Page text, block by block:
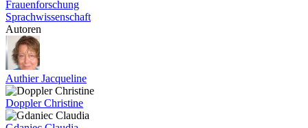
Frauenforschung
Sprachwissenschaft
Autoren
Authier Jacqueline
Doppler Christine